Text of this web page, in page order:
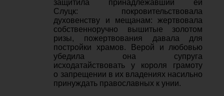
защитила принадлежавший ей
Слуцк: покровительствовала
духовенству и мещанам: жертвовала
собственноручно вышитые золотом
ризы, пожертвования давала для
постройки храмов. Верой и любовью
убедила она супруга
исходатайствовать у короля грамоту
о запрещении в их владениях насильно
принуждать православных к унии.